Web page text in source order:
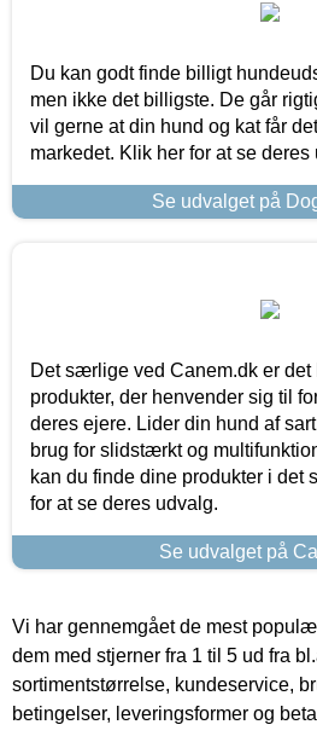
Du kan godt finde billigt
men ikke det billigste. De går
vil gerne at din hund og kat får
markedet. Klik her for at se deres
Se udvalget på
Det særlige ved Canem.dk er det
produkter, der henvender sig til
deres ejere. Lider din hund af
brug for slidstærkt og
kan du finde dine produkter i det
for at se deres udvalg.
Se udvalget på
Vi har gennemgået de mest
dem med stjerner fra 1 til 5 ud fra
sortimentstørrelse, kundeservice,
betingelser, leveringsformer og